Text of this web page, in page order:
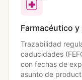
Farmacéutico y
Trazabilidad
caducidades
con fechas de
asunto de